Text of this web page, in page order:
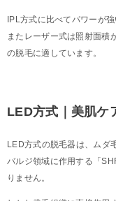
IPL方式に比べてパワーが
またレーザー式は照射面積
の脱毛に適しています。
LED方式｜美肌ケ
LED方式の脱毛器は、ムダ
バルジ領域に作用する「
りません。